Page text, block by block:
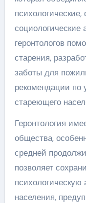
социологические
геронтологов
старения,
заботы для
рекомендации по
стареющего
Геронтология
общества,
средней
позволяет
психологическую
населения,